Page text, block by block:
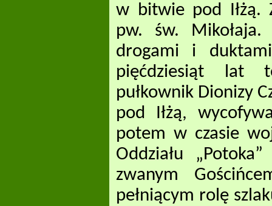
w bitwie pod Iłżą.
pw. św. Mikołaja.
drogami i
pięćdziesiąt lat
pułkownik Dionizy
pod Iłżą,
potem w czasie
Oddziału
zwanym
pełniącym rolę